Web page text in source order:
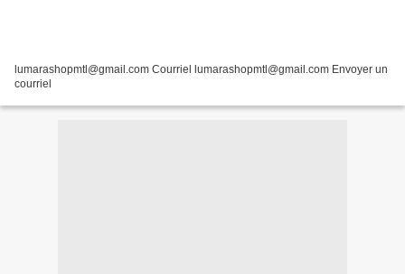
lumarashopmtl@gmail.com Courriel lumarashopmtl@gmail.com Envoyer un
courriel